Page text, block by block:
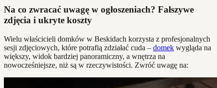
Na co zwracać uwagę w ogłoszeniach? Fałszywe
zdjęcia i ukryte koszty
Wielu właścicieli domków w Beskidach korzysta z profesjonalnych
sesji zdjęciowych, które potrafią zdziałać cuda – domek wygląda na
większy, widok bardziej panoramiczny, a wnętrza na
nowocześniejsze, niż są w rzeczywistości. Zwróć uwagę na: